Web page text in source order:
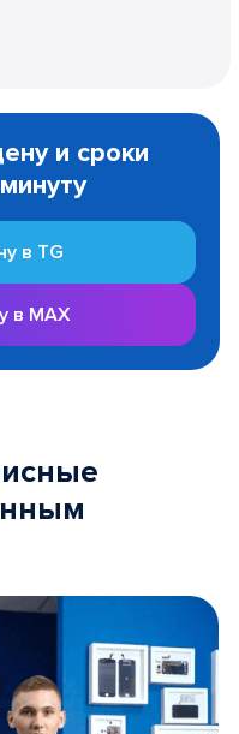
и сроки
в TG
в MAX